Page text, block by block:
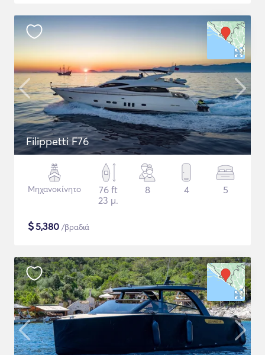
Filippetti F76
Μηχανοκίνητο
76 ft
23 μ.
8 4 5
$5,380 /βραδιά